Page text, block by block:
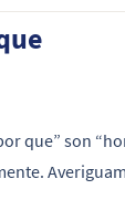
que” son